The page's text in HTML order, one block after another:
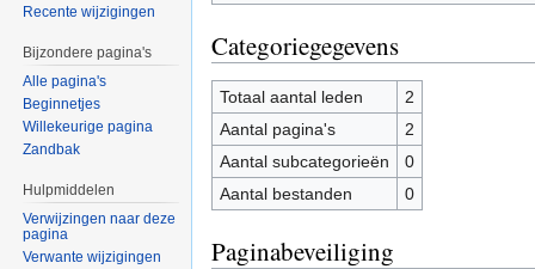
Categoriegegevens
Totaal aantal leden
2
Aantal pagina's
2
Aantal subcategorieën
0
Aantal bestanden
0
Paginabeveiliging
Recente wijzigingen
Bijzondere pagina's
Alle pagina's
Beginnetjes
Willekeurige pagina
Zandbak
Hulpmiddelen
Verwijzingen naar deze
pagina
Verwante wijzigingen